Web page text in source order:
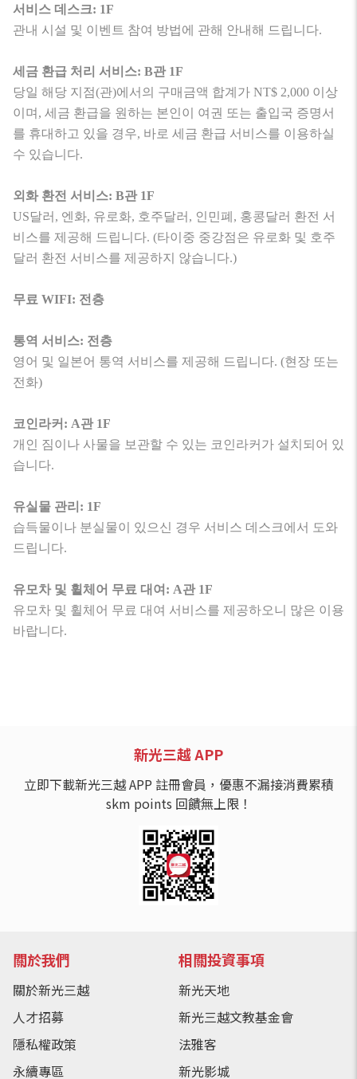
서비스 데스크: 1F
관내 시설 및 이벤트 참여 방법에 관해 안내해 드립니다.
세금 환급 처리 서비스: B관 1F
당일 해당 지점(관)에서의 구매금액 합계가 NT$ 2,000 이상
이며, 세금 환급을 원하는 본인이 여권 또는 출입국 증명서
를 휴대하고 있을 경우, 바로 세금 환급 서비스를 이용하실
수 있습니다.
외화 환전 서비스: B관 1F
US달러, 엔화, 유로화, 호주달러, 인민폐, 홍콩달러 환전 서
비스를 제공해 드립니다. (타이중 중강점은 유로화 및 호주
달러 환전 서비스를 제공하지 않습니다.)
무료 WIFI: 전층
통역 서비스: 전층
영어 및 일본어 통역 서비스를 제공해 드립니다. (현장 또는
전화)
코인라커: A관 1F
개인 짐이나 사물을 보관할 수 있는 코인라커가 설치되어 있
습니다.
유실물 관리: 1F
습득물이나 분실물이 있으신 경우 서비스 데스크에서 도와
드립니다.
유모차 및 휠체어 무료 대여: A관 1F
유모차 및 휠체어 무료 대여 서비스를 제공하오니 많은 이용
바랍니다.
新光三越 APP
立即下載新光三越 APP 註冊會員，優惠不漏接消費累積
skm points 回饋無上限！
關於我們
關於新光三越
人才招募
隱私權政策
永續專區
相關投資事項
新光天地
新光三越文教基金會
法雅客
新光影城